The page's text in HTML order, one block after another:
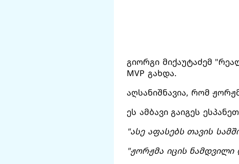
გიორგი მიქაუტაძემ
MVP გახდა.
აღსანიშნავია, რომ
ეს ამბავი გაიგეს
"ასე აფასებს თავის
"ჟორჟმა იცის